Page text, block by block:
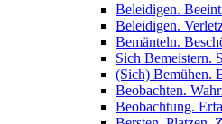
Beleidigen.
Beleidigen.
Bemänteln.
Sich Bemeistern.
(Sich) Bemühen.
Beobachten.
Beobachtung.